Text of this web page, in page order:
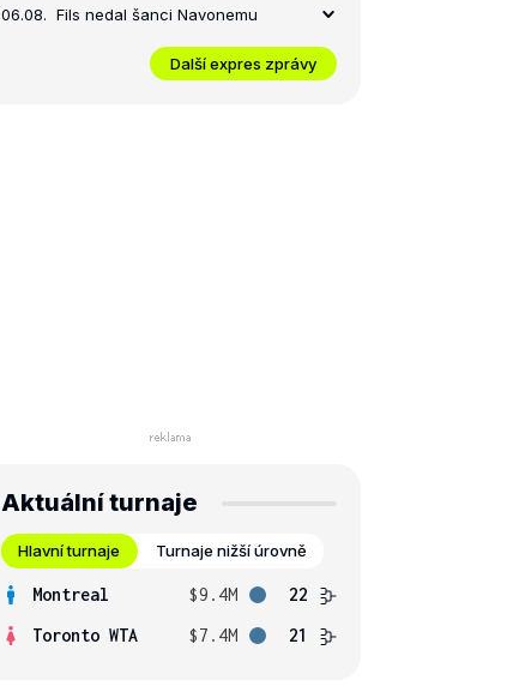
06.08. Fils nedal šanci Navonemu
Další expres zprávy
Aktuální turnaje
Hlavní turnaje Turnaje nižší úrovně
Montreal $9.4M
22
Toronto WTA
$7.4M 21